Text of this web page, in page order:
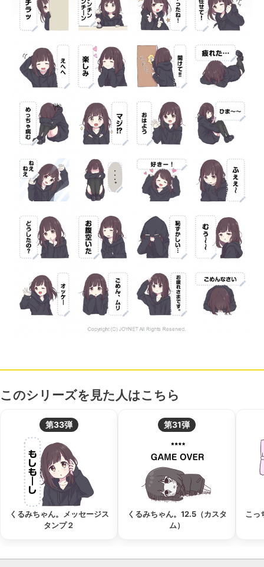
このシリーズを見た人はこちら
第33弾
くるみちゃん。メッセージス
タンプ２
第31弾
くるみちゃん。12.5（カスタ
ム）
こっ